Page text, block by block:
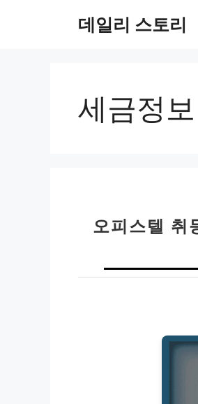
데일리 스토리
세금정보
오피스텔 취